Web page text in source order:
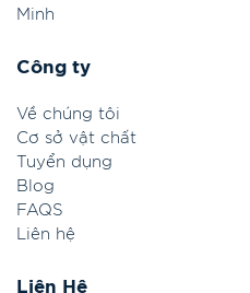
Minh
Liên Hệ
Công ty
Về chúng tôi
Cơ sở vật chất
Tuyển dụng
Blog
FAQS
Liên hệ